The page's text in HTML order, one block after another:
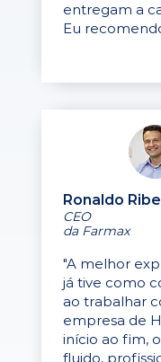
entregam a
Eu
Ronaldo
CEO
da Farmax
"A melhor
já tive como
ao trabalhar
empresa de
início ao fim,
fluido,